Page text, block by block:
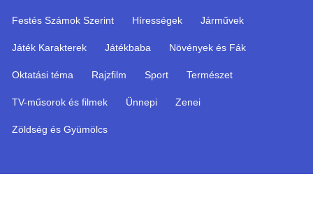
Festés Számok Szerint Hírességek Járművek
Játék Karakterek Játékbaba Növények és Fák
Oktatási téma Rajzfilm Sport Természet
TV-műsorok és filmek Ünnepi Zenei
Zöldség és Gyümölcs